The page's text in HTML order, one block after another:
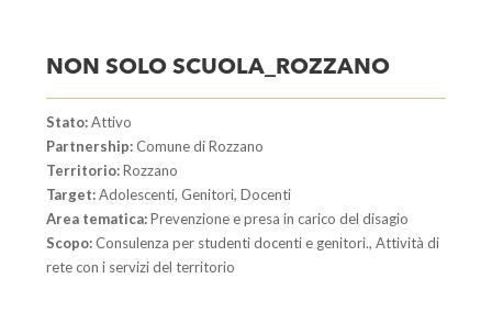
NON SOLO SCUOLA_ROZZANO
Stato:Attivo
Partnership:Comune di Rozzano
Territorio:Rozzano
Target:Adolescenti, Genitori, Docenti
Area tematica:Prevenzione e presa in carico del disagio
Scopo:Consulenza per studenti docenti e genitori., Attività di
rete con i servizi del territorio